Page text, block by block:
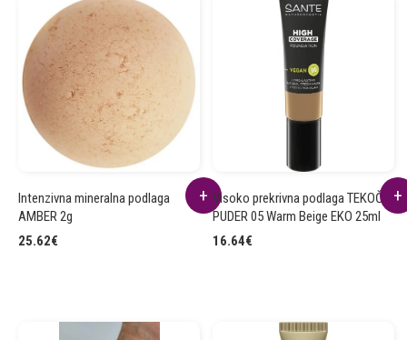
Intenzivna mineralna podlaga
AMBER 2g
25.62€
Visoko prekrivna podlaga TEKOČI
PUDER 05 Warm Beige EKO 25ml
16.64€